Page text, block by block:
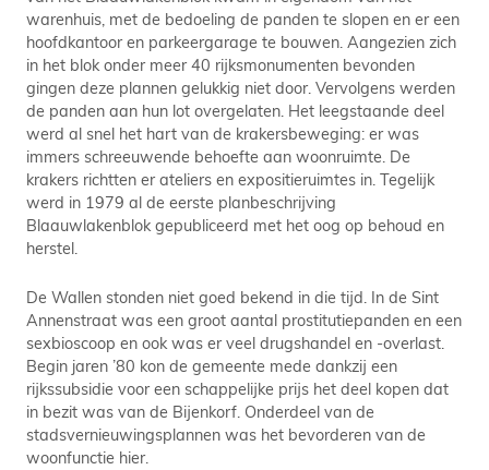
warenhuis, met de bedoeling de panden te slopen en er een
hoofdkantoor en parkeergarage te bouwen. Aangezien zich
in het blok onder meer 40 rijksmonumenten bevonden
gingen deze plannen gelukkig niet door. Vervolgens werden
de panden aan hun lot overgelaten. Het leegstaande deel
werd al snel het hart van de krakersbeweging: er was
immers schreeuwende behoefte aan woonruimte. De
krakers richtten er ateliers en expositieruimtes in. Tegelijk
werd in 1979 al de eerste planbeschrijving
Blaauwlakenblok gepubliceerd met het oog op behoud en
herstel.
De Wallen stonden niet goed bekend in die tijd. In de Sint
Annenstraat was een groot aantal prostitutiepanden en een
sexbioscoop en ook was er veel drugshandel en -overlast.
Begin jaren ’80 kon de gemeente mede dankzij een
rijkssubsidie voor een schappelijke prijs het deel kopen dat
in bezit was van de Bijenkorf. Onderdeel van de
stadsvernieuwingsplannen was het bevorderen van de
woonfunctie hier.